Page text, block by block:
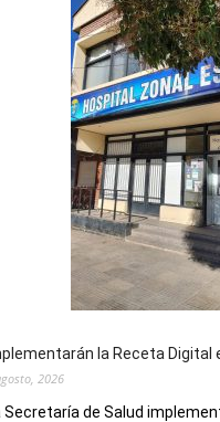
la Receta Digital
2026
Secretaría de Salud